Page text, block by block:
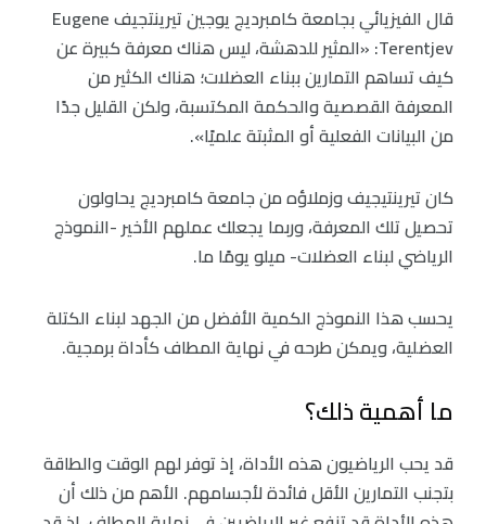
قال الفيزيائي بجامعة كامبرديج يوجين تيرينتجيف Eugene
Terentjev: «المثير للدهشة، ليس هناك معرفة كبيرة عن
كيف تساهم التمارين ببناء العضلات؛ هناك الكثير من
المعرفة القصصية والحكمة المكتسبة، ولكن القليل جدًا
من البيانات الفعلية أو المثبتة علميًا».
كان تيرينتيجيف وزملاؤه من جامعة كامبرديج يحاولون
تحصيل تلك المعرفة، وربما يجعلك عملهم الأخير -النموذج
الرياضي لبناء العضلات- ميلو يومًا ما.
يحسب هذا النموذج الكمية الأفضل من الجهد لبناء الكتلة
العضلية، ويمكن طرحه في نهاية المطاف كأداة برمجية.
ما أهمية ذلك؟
قد يحب الرياضيون هذه الأداة، إذ توفر لهم الوقت والطاقة
بتجنب التمارين الأقل فائدة لأجسامهم. الأهم من ذلك أن